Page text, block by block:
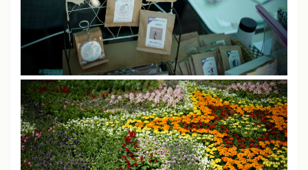
ライカM11、M10-P、M240、SL
シャープネス 中
コントラスト 中
彩度 中
ソニーα7、α7 III